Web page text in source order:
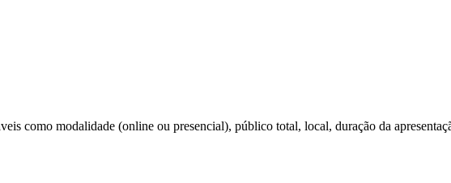
como modalidade (online ou presencial), público total, local, duração da